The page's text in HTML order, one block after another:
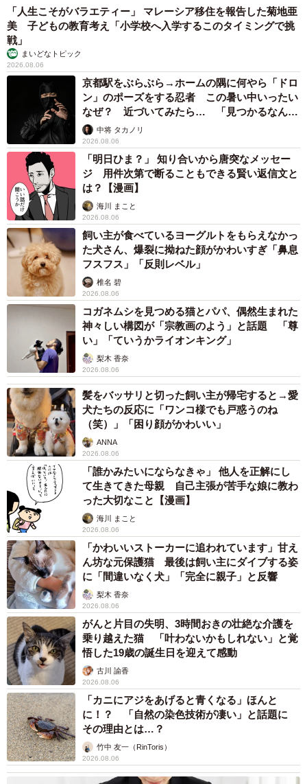
「事務員G」さんは話しています。
出雲大社、このしめ縄を見て「これかー！」って満足して
帰っちゃう人、意外といっぱいいませんか？？
「これはあなたが見たかったアレじゃないです」って看板
出した方がいいと思う😆 pic.twitter.com/MHh9iyj1Ob
— 事務員G (@ZimuinG)
「人生こそがバラエティー」 マレーシア移住を報告した菊地亜
美 子どもの教育考え「小学校へ入学するこのタイミングで挑
戦」
まいどなトピック
2026.08.06
京都駅をぶらぶら→ホームの隅に何やら「ドロ
ン」のポーズをする忍者 この暑い中いったい
なぜ？ 近づいてみたら… 「見つかるなんて
未熟」中将 タカノリ
2026.08.06
「明日ひま？」 知り合いから唐突なメッセー
ジ 用件次第で断ることもできる賢い返信文と
は？【漫画】
海川 まこと
2026.08.06
飼い主が食べているヨーグルトをもらえなかっ
た犬さん、爆裂に拗ねた顔がかわいすぎ「鼻息
フスフス」「反則レベル」
椎名 碧
2026.08.06
コガネムシを見つめる猫とパパ、偶然生まれた
神々しい構図が「宗教画のよう」と話題 「尊
い」「ていうかライオンキング」
梨木 香奈
2026.08.06
髪をバッサリと切った飼い主が帰宅すると→愛
犬たちの反応に「ワンコ様でも戸惑うのね
（笑）」「困り顔がかわいい」
ANNA
2026.08.06
「誰かみたいにならなきゃ」 他人を正解にし
て生きてきた母親 自己主張が苦手な娘に教わ
った大切なこと【漫画】
海川 まこと
2026.08.06
「かわいいストーカーに追われています」甘え
ん坊な元保護猫 最後は飼い主にダイブする姿
に「間違いなく犬」「完全に親子」と反響
梨木 香奈
2026.08.06
がんと片目の失明、3時間おきの壮絶な介護を
乗り越えた猫 「叶わないかもしれない」と覚
悟した19歳の誕生日を迎えて感動
古川 諭香
2026.08.06
「カニにアジをあげると青くなる」ほんと
に！？ 「自然の染色技術が凄い」と話題に
その理由とは…？
竹中 友一（RinToris）
2026.08.06